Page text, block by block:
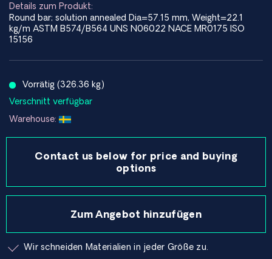
Details zum Produkt:
Round bar; solution annealed Dia=57.15 mm, Weight=22.1
kg/m ASTM B574/B564 UNS N06022 NACE MR0175 ISO
15156
Vorrätig (326.36 kg)
Verschnitt verfügbar
Warehouse:
Contact us below for price and buying
options
Zum Angebot hinzufügen
Wir schneiden Materialien in jeder Größe zu.